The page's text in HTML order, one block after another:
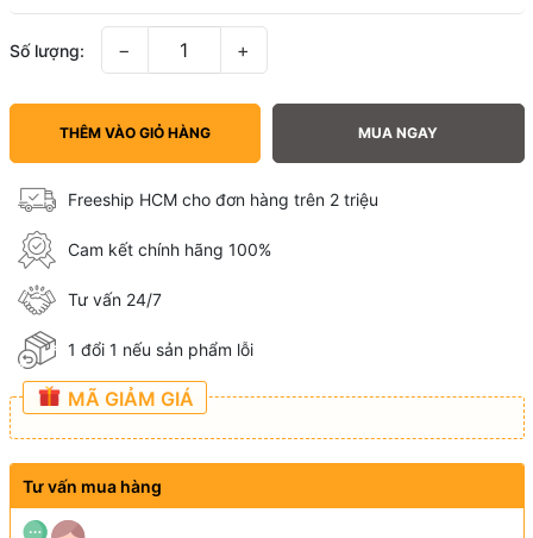
Số lượng: − +
THÊM VÀO GIỎ HÀNG MUA NGAY
Freeship HCM cho đơn hàng trên 2 triệu
Cam kết chính hãng 100%
Tư vấn 24/7
1 đổi 1 nếu sản phẩm lỗi
MÃ GIẢM GIÁ
Tư vấn mua hàng